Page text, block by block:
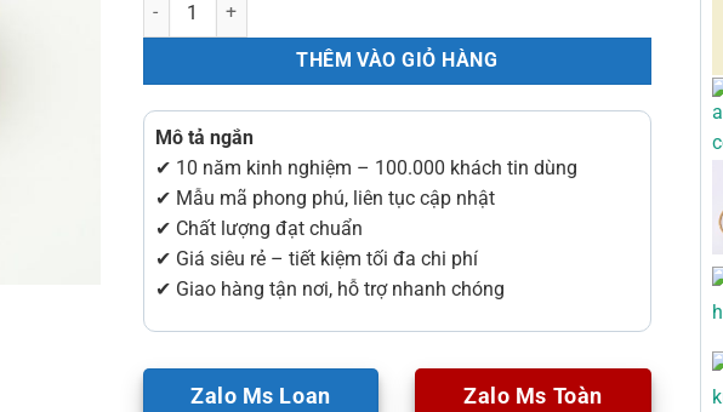
THÊM VÀO GIỎ HÀNG
Mô tả ngắn
✔ 10 năm kinh nghiệm – 100.000 khách tin dùng
✔ Mẫu mã phong phú, liên tục cập nhật
✔ Chất lượng đạt chuẩn
✔ Giá siêu rẻ – tiết kiệm tối đa chi phí
✔ Giao hàng tận nơi, hỗ trợ nhanh chóng
Zalo Ms Loan Zalo Ms Toàn